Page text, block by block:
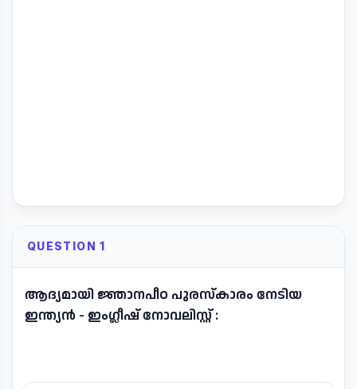
QUESTION 1
ആദ്യമായി ജ്ഞാനപീഠ പുരസ്കാരം നേടിയ
ഇന്ത്യൻ - ഇംഗ്ലീഷ് നോവലിസ്റ്റ് :